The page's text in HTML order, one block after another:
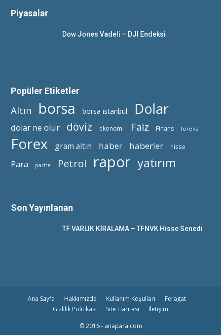
Piyasalar
Dow Jones Vadeli – DJI Endeksi
Popüler Etiketler
Altın borsa borsa istanbul Dolar
dolar ne olur döviz ekonomi Faiz Finans foreks
Forex gram altın haber haberler hisse
Para parite Petrol rapor yatırım
Son Yayınlanan
TF VARLIK KİRALAMA – TFNVK Hisse Senedi
Ana Sayfa Hakkımızda Kullanım Koşulları
Feragat
Gizlilik Politikası
Site Haritası
İletişim
© 2016 - anapara.com